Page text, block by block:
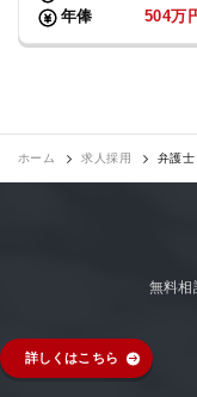
年俸
504万
ホーム 求人採用 弁護士
無料相
詳しくはこちら